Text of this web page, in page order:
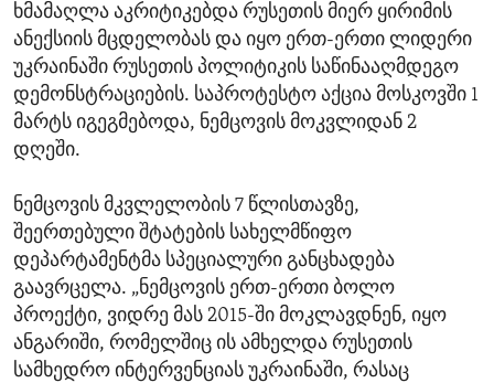
ხმამაღლა აკრიტიკებდა რუსეთის მიერ ყირიმის
ანექსიის მცდელობას და იყო ერთ-ერთი ლიდერი
უკრაინაში რუსეთის პოლიტიკის საწინააღმდეგო
დემონსტრაციების. საპროტესტო აქცია მოსკოვში 1
მარტს იგეგმებოდა, ნემცოვის მოკვლიდან 2
დღეში.
ნემცოვის მკვლელობის 7 წლისთავზე,
შეერთებული შტატების სახელმწიფო
დეპარტამენტმა სპეციალური განცხადება
გაავრცელა. „ნემცოვის ერთ-ერთი ბოლო
პროექტი, ვიდრე მას 2015-ში მოკლავდნენ, იყო
ანგარიში, რომელშიც ის ამხელდა რუსეთის
სამხედრო ინტერვენციას უკრაინაში, რასაც